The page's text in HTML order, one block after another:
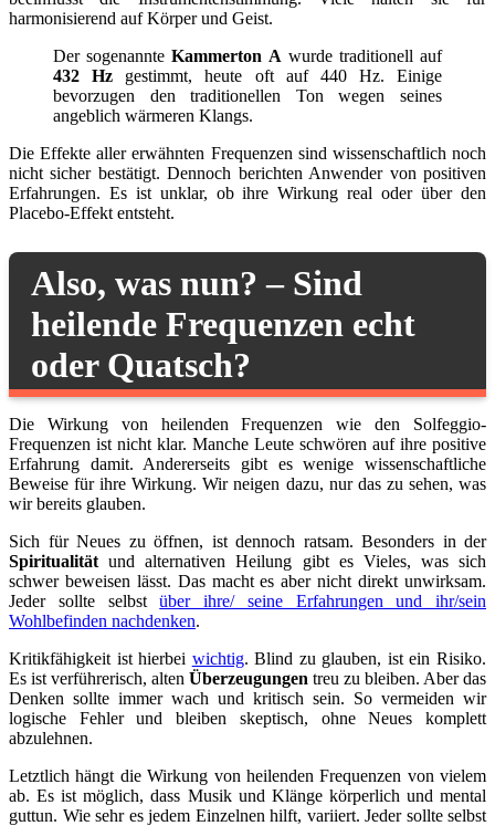
harmonisierend auf Körper und Geist.
Der sogenannteKammerton A wurde traditionell auf
432 Hz gestimmt, heute oft auf 440 Hz. Einige
bevorzugen den traditionellen Ton wegen seines
angeblich wärmeren Klangs.
Die Effekte aller erwähnten Frequenzen sind wissenschaftlich noch
nicht sicher bestätigt. Dennoch berichten Anwender von positiven
Erfahrungen. Es ist unklar, ob ihre Wirkung real oder über den
Placebo-Effekt entsteht.
Also, was nun? – Sind
heilende Frequenzen echt
oder Quatsch?
Die Wirkung von heilenden Frequenzen wie den Solfeggio-
Frequenzen ist nicht klar. Manche Leute schwören auf ihre positive
Erfahrung damit. Andererseits gibt es wenige wissenschaftliche
Beweise für ihre Wirkung. Wir neigen dazu, nur das zu sehen, was
wir bereits glauben.
Sich für Neues zu öffnen, ist dennoch ratsam. Besonders in der
Spiritualität und alternativen Heilung gibt es Vieles, was sich
schwer beweisen lässt. Das macht es aber nicht direkt unwirksam.
Jeder sollte selbstüber ihre/ seine Erfahrungen und ihr/sein
Wohlbefinden nachdenken.
Kritikfähigkeit ist hierbei wichtig. Blind zu glauben, ist ein Risiko.
Es ist verführerisch, alten Überzeugungen treu zu bleiben. Aber das
Denken sollte immer wach und kritisch sein. So vermeiden wir
logische Fehler und bleiben skeptisch, ohne Neues komplett
abzulehnen.
Letztlich hängt die Wirkung von heilenden Frequenzen von vielem
ab. Es ist möglich, dass Musik und Klänge körperlich und mental
guttun. Wie sehr es jedem Einzelnen hilft, variiert. Jeder sollte selbst